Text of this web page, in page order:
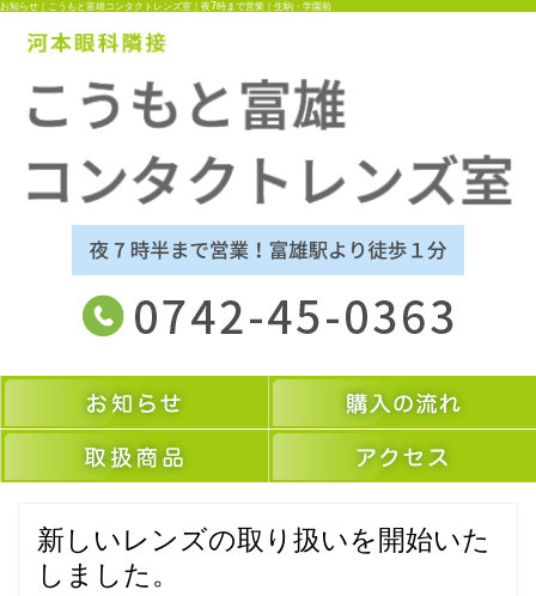
お知らせ｜こうもと富雄コンタクトレンズ室｜夜7時まで営業｜生駒・学園前
新しいレンズの取り扱いを開始いた
しました。